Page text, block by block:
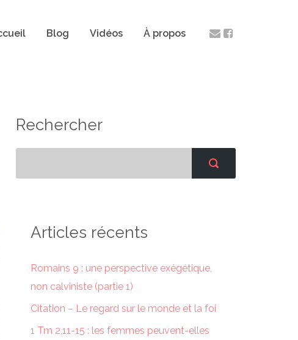
Blog Vidéos À propos
Rechercher
Articles récents
Romains 9 : une perspective exégétique,
non calviniste (partie 1)
Citation – Le regard sur le monde et la foi
1 Tm 2,11-15 : les femmes peuvent-elles